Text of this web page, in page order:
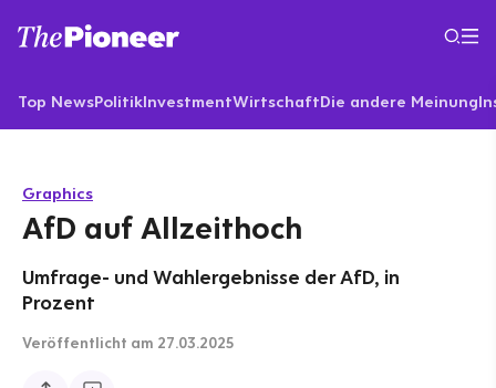
Top NewsPolitikInvestmentWirtschaftDie andere Meinung
Graphics
AfD auf Allzeithoch
Umfrage- und Wahlergebnisse der AfD, in
Prozent
Veröffentlicht am 27.03.2025